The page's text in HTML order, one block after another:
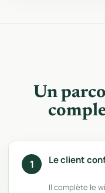
Un
1 Le client
Il complète le